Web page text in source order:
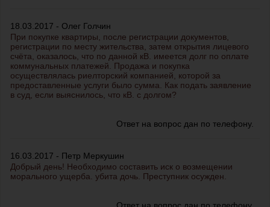
18.03.2017 - Олег Голчин
При покупке квартиры, после регистрации документов,
регистрации по месту жительства, затем открытия лицевого
счёта, оказалось, что по данной кВ. имеется долг по оплате
коммунальных платежей. Продажа и покупка
осуществлялась риелторский компанией, которой за
предоставленные услуги было сумма. Как подать заявление
в суд, если выяснилось, что кВ. с долгом?
Ответ на вопрос дан по телефону.
16.03.2017 - Петр Меркушин
Добрый день! Необходимо составить иск о возмещении
морального ущерба. убита дочь. Преступник осужден.